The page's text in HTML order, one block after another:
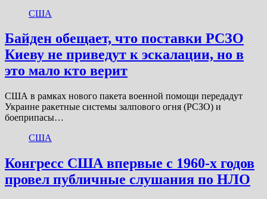
США
Байден обещает, что поставки РСЗО
Киеву не приведут к эскалации, но в
это мало кто верит
США в рамках нового пакета военной помощи передадут
Украине ракетные системы залпового огня (РСЗО) и
боеприпасы…
США
Конгресс США впервые с 1960-х годов
провел публичные слушания по НЛО